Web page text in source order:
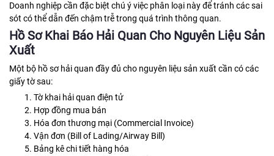
Doanh nghiệp cần đặc biệt chú ý việc phân loại này để tránh các sai
sót có thể dẫn đến chậm trễ trong quá trình thông quan.
Hồ Sơ Khai Báo Hải Quan Cho Nguyên Liệu Sản
Xuất
Một bộ hồ sơ hải quan đầy đủ cho nguyên liệu sản xuất cần có các
giấy tờ sau:
Tờ khai hải quan điện tử
Hợp đồng mua bán
Hóa đơn thương mại (Commercial Invoice)
Vận đơn (Bill of Lading/Airway Bill)
Bảng kê chi tiết hàng hóa